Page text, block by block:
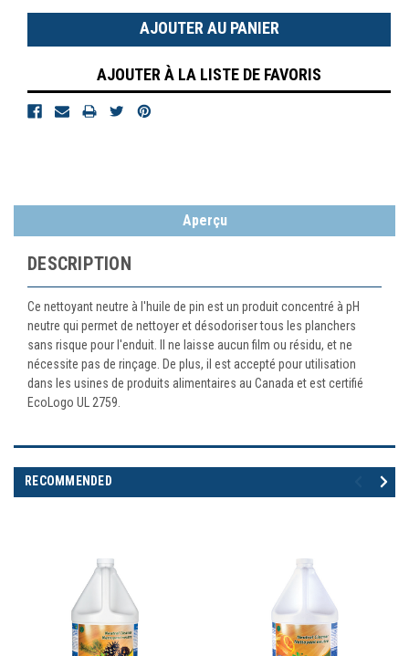
: :
AJOUTER À LA LISTE DE FAVORIS
Aperçu
DESCRIPTION
Ce nettoyant neutre à l'huile de pin est un produit concentré à pH
neutre qui permet de nettoyer et désodoriser tous les planchers
sans risque pour l'enduit. Il ne laisse aucun film ou résidu, et ne
nécessite pas de rinçage. De plus, il est accepté pour utilisation
dans les usines de produits alimentaires au Canada et est certifié
EcoLogo UL 2759.
RECOMMENDED